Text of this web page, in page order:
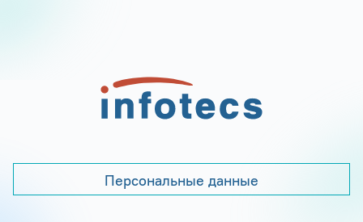
Персональные данные